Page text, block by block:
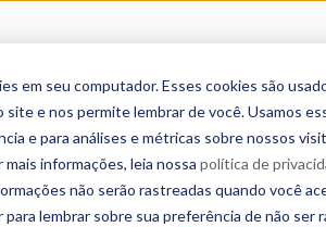
em seu computador. Esses cookies são
e nos permite lembrar de você. Usamos
e para análises e métricas sobre nossos
informações, leia nossa política de
não serão rastreadas quando você
para lembrar sobre sua preferência de não ser
Serviços linguísticos